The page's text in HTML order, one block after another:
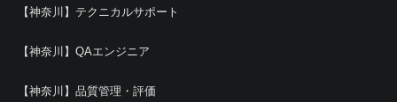
【神奈川】テクニカルサポート
【神奈川】QAエンジニア
【神奈川】品質管理・評価